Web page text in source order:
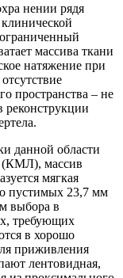
нении рядя
массива ткани
натяжение при
пространства – не
реконструкции
данной области
(КМЛ), массив
мягкая
пустимых 23,7 мм
выбора в
требующих
в хорошо
приживления
лентовидная,